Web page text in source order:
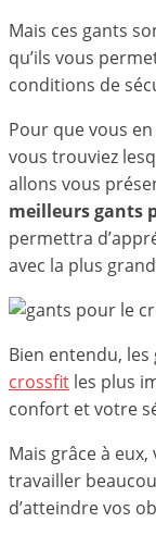
Mais ces gants
qu’ils vous
conditions de
Pour que vous
vous trouviez
allons vous
meilleurs gants
permettra
avec la plus
Bien entendu, les
crossfit les plus
confort et votre
Mais grâce à
travailler
d’atteindre vos